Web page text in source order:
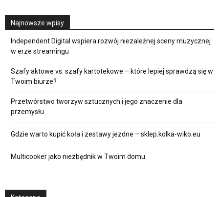
Najnowsze wpisy
Independent Digital wspiera rozwój niezależnej sceny muzycznej
w erze streamingu
Szafy aktowe vs. szafy kartotekowe – które lepiej sprawdzą się w
Twoim biurze?
Przetwórstwo tworzyw sztucznych i jego znaczenie dla
przemysłu
Gdzie warto kupić koła i zestawy jezdne – sklep.kolka-wiko.eu
Multicooker jako niezbędnik w Twoim domu